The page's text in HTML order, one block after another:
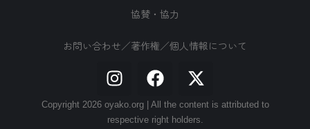
協賛・協力
お問い合わせ／著作権／個人情報について
Copyright 2026 oyako.org | All the content is attributed to
respective right holders.